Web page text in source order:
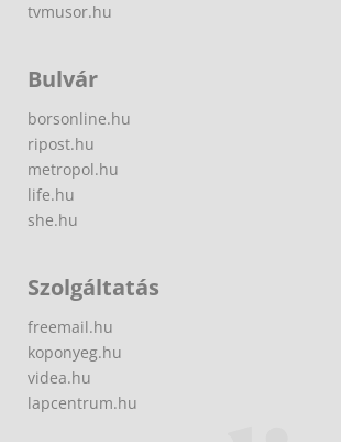
tvmusor.hu
Bulvár
borsonline.hu
ripost.hu
metropol.hu
life.hu
she.hu
Szolgáltatás
freemail.hu
koponyeg.hu
videa.hu
lapcentrum.hu